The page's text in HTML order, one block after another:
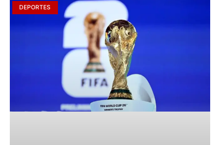
DEPORTES